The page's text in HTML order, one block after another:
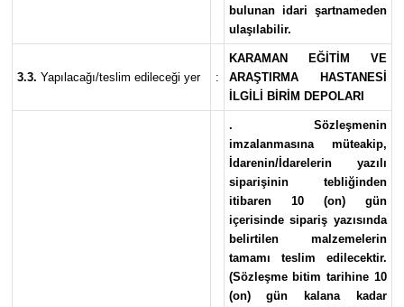
bulunan idari şartnameden
ulaşılabilir.
3.3. Yapılacağı/teslim edileceği yer :
KARAMAN EĞİTİM VE
ARAŞTIRMA HASTANESİ
İLGİLİ BİRİM DEPOLARI
. Sözleşmenin
imzalanmasına müteakip,
İdarenin/İdarelerin yazılı
siparişinin tebliğinden
itibaren 10 (on) gün
içerisinde sipariş yazısında
belirtilen malzemelerin
tamamı teslim edilecektir.
(Sözleşme bitim tarihine 10
(on) gün kalana kadar